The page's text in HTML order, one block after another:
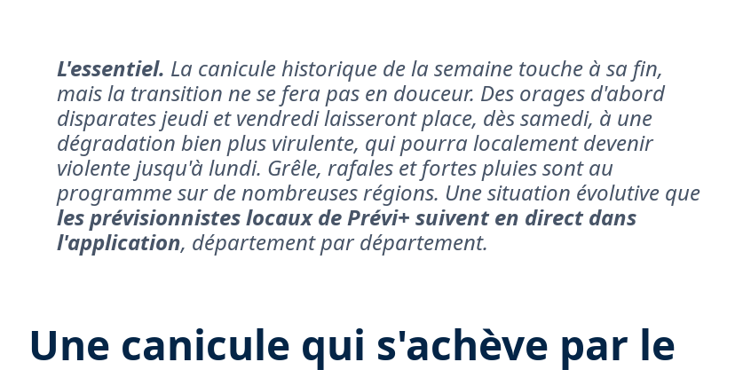
L'essentiel. La canicule historique de la semaine touche à sa fin,
mais la transition ne se fera pas en douceur. Des orages d'abord
disparates jeudi et vendredi laisseront place, dès samedi, à une
dégradation bien plus virulente, qui pourra localement devenir
violente jusqu'à lundi. Grêle, rafales et fortes pluies sont au
programme sur de nombreuses régions. Une situation évolutive que
les prévisionnistes locaux de Prévi+ suivent en direct dans
l'application, département par département.
Une canicule qui s'achève par le